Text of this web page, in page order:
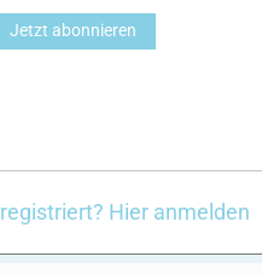
SRB SR07+M-Boe
Jetzt abonnieren
Hier anmelden